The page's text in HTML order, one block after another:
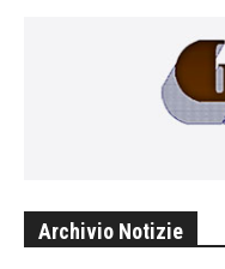
Archivio Notizie